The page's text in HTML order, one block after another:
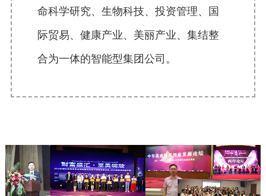
命科学研究、生物科技、投资管理、国
际贸易、健康产业、美丽产业、集结整
合为一体的智能型集团公司。